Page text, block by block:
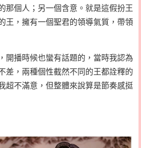
那個人；另一個含意。就是這假扮王
王，擁有一個聖君的領導氣質，帶領
開播時候也蠻有話題的，當時我認為
差，兩種個性截然不同的王都詮釋的
超不滿意，但整體來說算是節奏感挺